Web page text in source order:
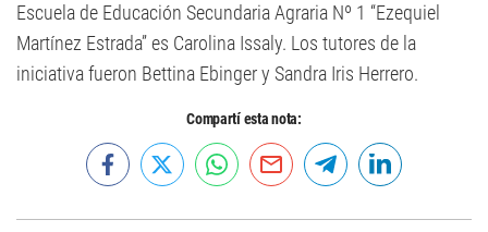
Escuela de Educación Secundaria Agraria Nº 1 “Ezequiel
Martínez Estrada” es Carolina Issaly. Los tutores de la
iniciativa fueron Bettina Ebinger y Sandra Iris Herrero.
Compartí esta nota: